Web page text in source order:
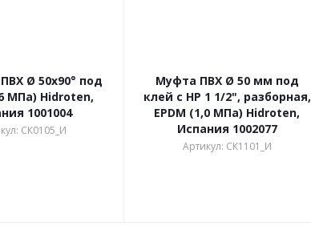
Ø 50х90° под
МПа) Hidroten,
1001004
СК0105_И
Муфта ПВХ Ø 50 мм под
клей с НР 1 1/2", разборная,
EPDM (1,0 МПа) Hidroten,
Испания 1002077
Артикул: СК1101_И